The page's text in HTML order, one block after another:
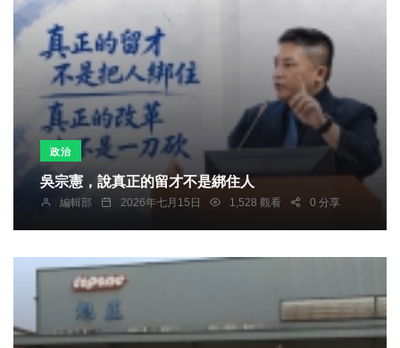
政治
吳宗憲，說真正的留才不是綁住人
編輯部 2026年七月15日 1,528 觀看 0 分享